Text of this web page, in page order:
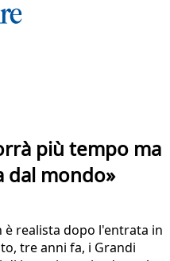
più tempo ma
dal mondo»
è realista dopo l'entrata in
tre anni fa, i Grandi